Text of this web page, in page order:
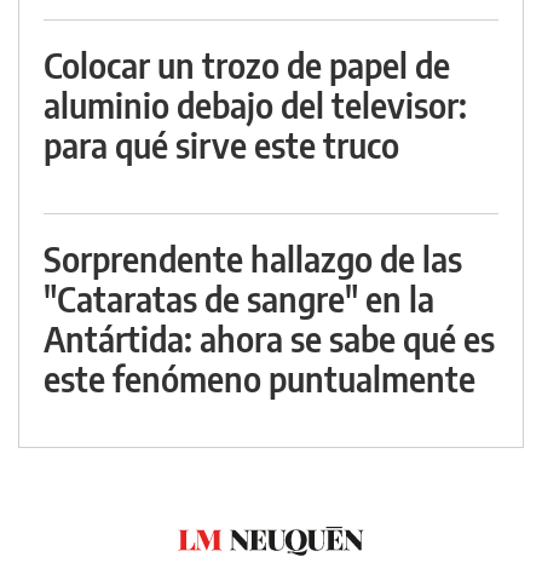
Colocar un trozo de papel de
aluminio debajo del televisor:
para qué sirve este truco
Sorprendente hallazgo de las
"Cataratas de sangre" en la
Antártida: ahora se sabe qué es
este fenómeno puntualmente